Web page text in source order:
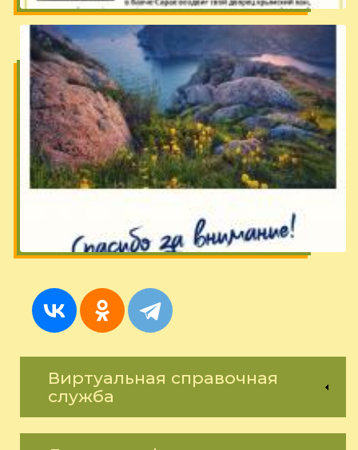
Виртуальная справочная
служба